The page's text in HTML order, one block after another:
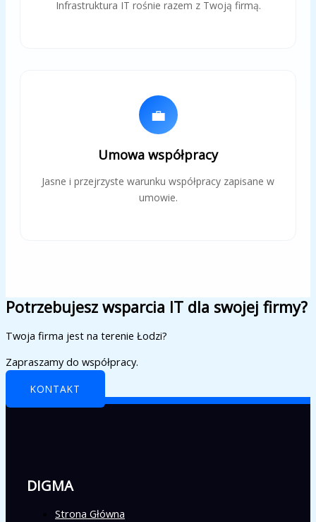
Infrastruktura IT rośnie razem z Twoją firmą.
💼
Umowa współpracy
Jasne i przejrzyste warunku współpracy zapisane w
umowie.
Potrzebujesz wsparcia IT dla swojej firmy?
Twoja firma jest na terenie Łodzi?
Zapraszamy do współpracy.
KONTAKT
DIGMA
Strona Główna